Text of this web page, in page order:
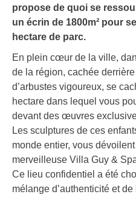
propose de quoi se
un écrin de 1800m² pour
hectare de parc.
En plein cœur de la ville,
de la région, cachée
d’arbustes vigoureux, se
hectare dans lequel vous
devant des œuvres
Les sculptures de ces
monde entier, vous
merveilleuse Villa Guy &
Ce lieu confidentiel a été
mélange d’authenticité et